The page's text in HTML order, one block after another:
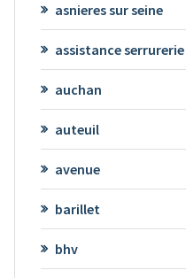
asnieres sur seine
assistance serrurerie
auchan
auteuil
avenue
barillet
bhv